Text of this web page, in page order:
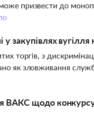
призвести до
закупівлях
торгів, з
як зловживання
ВАКС щодо